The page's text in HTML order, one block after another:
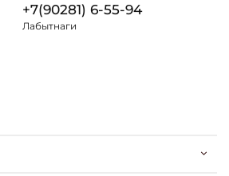
+7(90281) 6-55-94
Лабытнаги